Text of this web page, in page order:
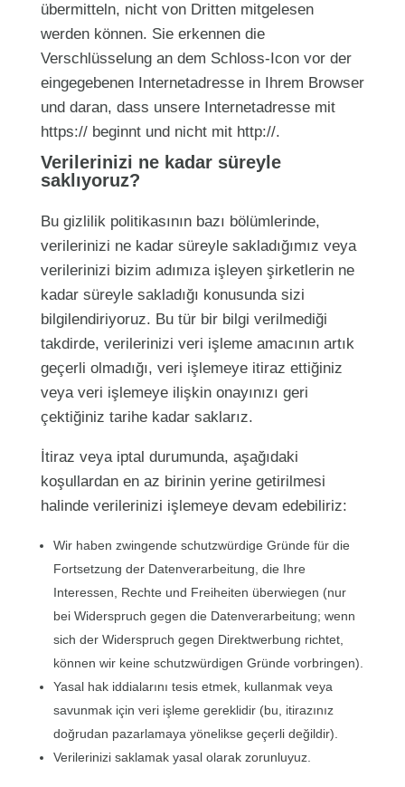
übermitteln, nicht von Dritten mitgelesen
werden können. Sie erkennen die
Verschlüsselung an dem Schloss-Icon vor der
eingegebenen Internetadresse in Ihrem Browser
und daran, dass unsere Internetadresse mit
https:// beginnt und nicht mit http://.
Verilerinizi ne kadar süreyle
saklıyoruz?
Bu gizlilik politikasının bazı bölümlerinde,
verilerinizi ne kadar süreyle sakladığımız veya
verilerinizi bizim adımıza işleyen şirketlerin ne
kadar süreyle sakladığı konusunda sizi
bilgilendiriyoruz. Bu tür bir bilgi verilmediği
takdirde, verilerinizi veri işleme amacının artık
geçerli olmadığı, veri işlemeye itiraz ettiğiniz
veya veri işlemeye ilişkin onayınızı geri
çektiğiniz tarihe kadar saklarız.
İtiraz veya iptal durumunda, aşağıdaki
koşullardan en az birinin yerine getirilmesi
halinde verilerinizi işlemeye devam edebiliriz:
Wir haben zwingende schutzwürdige Gründe für die
Fortsetzung der Datenverarbeitung, die Ihre
Interessen, Rechte und Freiheiten überwiegen (nur
bei Widerspruch gegen die Datenverarbeitung; wenn
sich der Widerspruch gegen Direktwerbung richtet,
können wir keine schutzwürdigen Gründe vorbringen).
Yasal hak iddialarını tesis etmek, kullanmak veya
savunmak için veri işleme gereklidir (bu, itirazınız
doğrudan pazarlamaya yönelikse geçerli değildir).
Verilerinizi saklamak yasal olarak zorunluyuz.